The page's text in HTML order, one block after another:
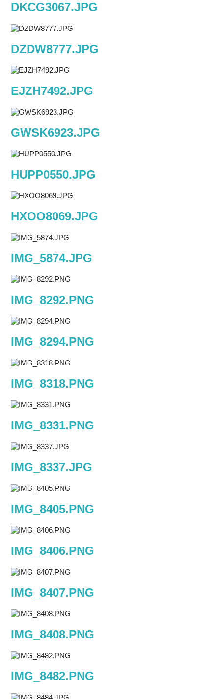
DKCG3067.JPG
DZDW8777.JPG
EJZH7492.JPG
GWSK6923.JPG
HUPP0550.JPG
HXOO8069.JPG
IMG_5874.JPG
IMG_8292.PNG
IMG_8294.PNG
IMG_8318.PNG
IMG_8331.PNG
IMG_8337.JPG
IMG_8405.PNG
IMG_8406.PNG
IMG_8407.PNG
IMG_8408.PNG
IMG_8482.PNG